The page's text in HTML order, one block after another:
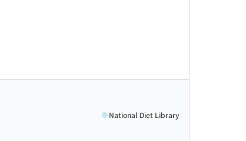
National Diet Library